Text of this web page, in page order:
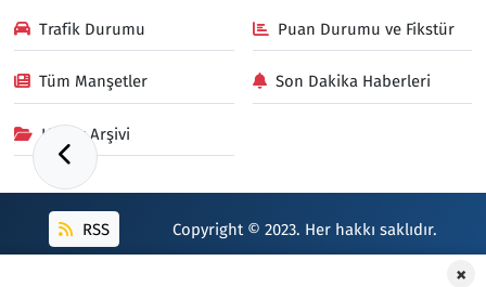
×
Trafik Durumu Puan Durumu ve Fikstür
Tüm Manşetler Son Dakika Haberleri
Haber Arşivi
RSS Copyright © 2023. Her hakkı saklıdır.